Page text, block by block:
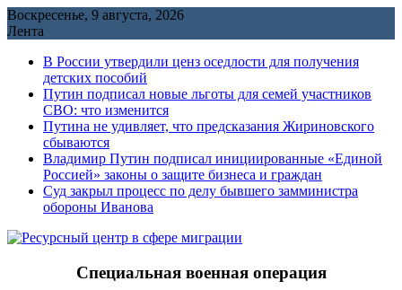
Перейти
к
Воскресенье, 9 августа, 2026
Лента
В России утвердили ценз оседлости для получения
детских пособий
Путин подписал новые льготы для семей участников
СВО: что изменится
Путина не удивляет, что предсказания Жириновского
сбываются
Владимир Путин подписал инициированные «Единой
Россией» законы о защите бизнеса и граждан
Cуд закрыл процесс по делу бывшего замминистра
обороны Иванова
Специальная военная операция